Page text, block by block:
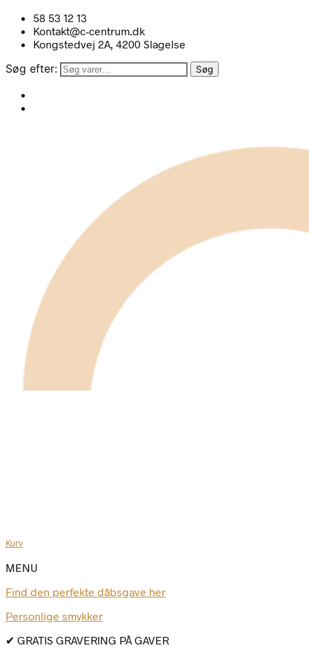
58 53 12 13
Kontakt@c-centrum.dk
Kongstedvej 2A, 4200 Slagelse
Søg efter: Søg
Kurv
MENU
Find den perfekte dåbsgave her
Personlige smykker
✔ GRATIS GRAVERING PÅ GAVER